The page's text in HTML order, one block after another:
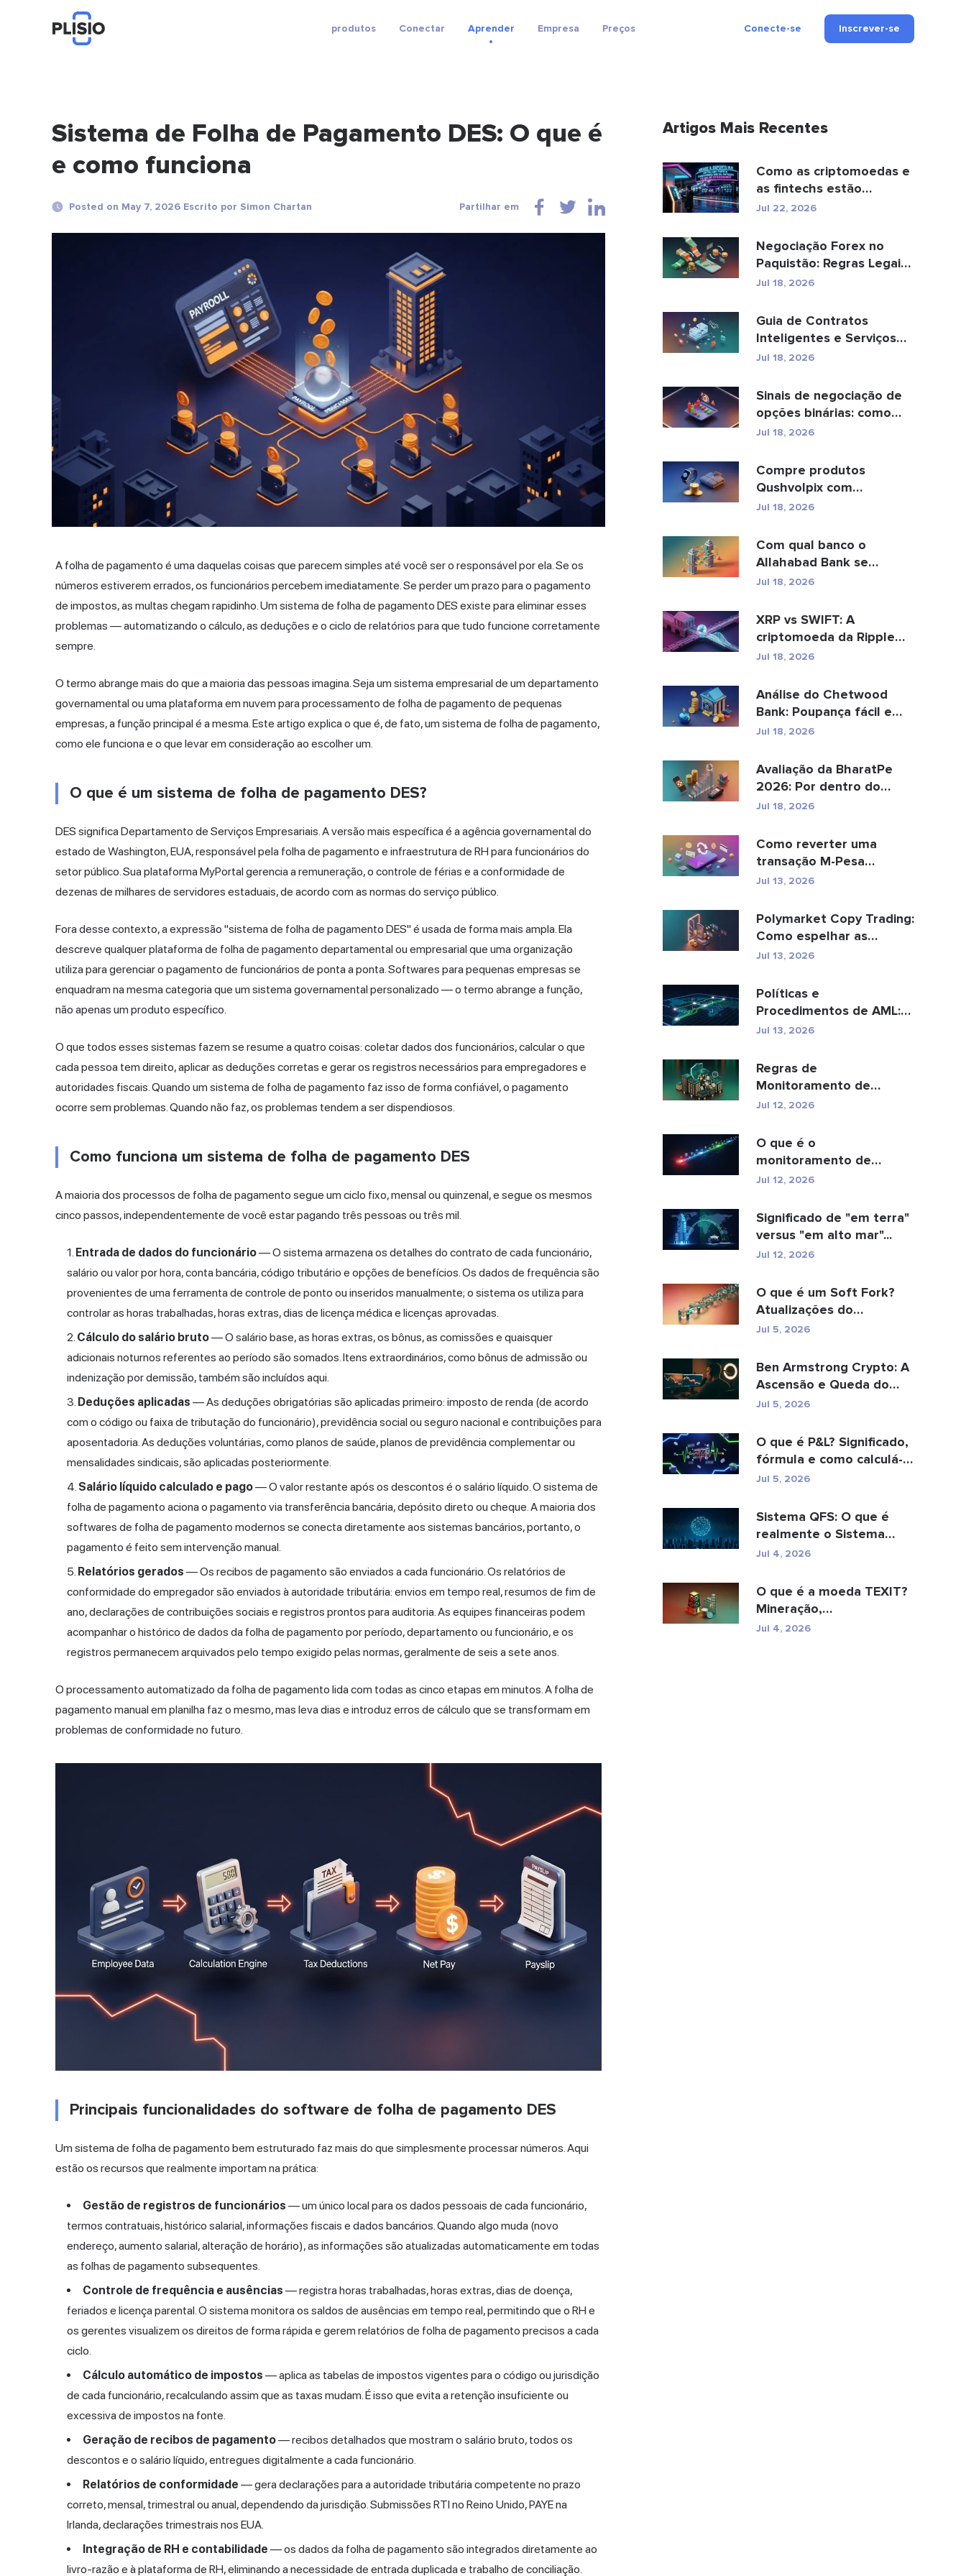
produtos Conectar Aprender Empresa Preços Conecte-se Inscrever-se
Sistema de Folha de Pagamento DES: O que é
e como funciona
Posted on May 7, 2026 Escrito por Simon Chartan Partilhar em
A folha de pagamento é uma daquelas coisas que parecem simples até você ser o responsável por ela. Se os
números estiverem errados, os funcionários percebem imediatamente. Se perder um prazo para o pagamento
de impostos, as multas chegam rapidinho. Um sistema de folha de pagamento DES existe para eliminar esses
problemas — automatizando o cálculo, as deduções e o ciclo de relatórios para que tudo funcione corretamente
sempre.
O termo abrange mais do que a maioria das pessoas imagina. Seja um sistema empresarial de um departamento
governamental ou uma plataforma em nuvem para processamento de folha de pagamento de pequenas
empresas, a função principal é a mesma. Este artigo explica o que é, de fato, um sistema de folha de pagamento,
como ele funciona e o que levar em consideração ao escolher um.
O que é um sistema de folha de pagamento DES?
DES significa Departamento de Serviços Empresariais. A versão mais específica é a agência governamental do
estado de Washington, EUA, responsável pela folha de pagamento e infraestrutura de RH para funcionários do
setor público. Sua plataforma MyPortal gerencia a remuneração, o controle de férias e a conformidade de
dezenas de milhares de servidores estaduais, de acordo com as normas do serviço público.
Fora desse contexto, a expressão "sistema de folha de pagamento DES" é usada de forma mais ampla. Ela
descreve qualquer plataforma de folha de pagamento departamental ou empresarial que uma organização
utiliza para gerenciar o pagamento de funcionários de ponta a ponta. Softwares para pequenas empresas se
enquadram na mesma categoria que um sistema governamental personalizado — o termo abrange a função,
não apenas um produto específico.
O que todos esses sistemas fazem se resume a quatro coisas: coletar dados dos funcionários, calcular o que
cada pessoa tem direito, aplicar as deduções corretas e gerar os registros necessários para empregadores e
autoridades fiscais. Quando um sistema de folha de pagamento faz isso de forma confiável, o pagamento
ocorre sem problemas. Quando não faz, os problemas tendem a ser dispendiosos.
Como funciona um sistema de folha de pagamento DES
A maioria dos processos de folha de pagamento segue um ciclo fixo, mensal ou quinzenal, e segue os mesmos
cinco passos, independentemente de você estar pagando três pessoas ou três mil.
Entrada de dados do funcionário— O sistema armazena os detalhes do contrato de cada funcionário,
salário ou valor por hora, conta bancária, código tributário e opções de benefícios. Os dados de frequência são
provenientes de uma ferramenta de controle de ponto ou inseridos manualmente; o sistema os utiliza para
controlar as horas trabalhadas, horas extras, dias de licença médica e licenças aprovadas.
Cálculo do salário bruto— O salário base, as horas extras, os bônus, as comissões e quaisquer
adicionais noturnos referentes ao período são somados. Itens extraordinários, como bônus de admissão ou
indenização por demissão, também são incluídos aqui.
Deduções aplicadas — As deduções obrigatórias são aplicadas primeiro: imposto de renda (de acordo
com o código ou faixa de tributação do funcionário), previdência social ou seguro nacional e contribuições para
aposentadoria. As deduções voluntárias, como planos de saúde, planos de previdência complementar ou
mensalidades sindicais, são aplicadas posteriormente.
Salário líquido calculado e pago— O valor restante após os descontos é o salário líquido. O sistema de
folha de pagamento aciona o pagamento via transferência bancária, depósito direto ou cheque. A maioria dos
softwares de folha de pagamento modernos se conecta diretamente aos sistemas bancários, portanto, o
pagamento é feito sem intervenção manual.
Relatórios gerados — Os recibos de pagamento são enviados a cada funcionário. Os relatórios de
conformidade do empregador são enviados à autoridade tributária: envios em tempo real, resumos de fim de
ano, declarações de contribuições sociais e registros prontos para auditoria. As equipes financeiras podem
acompanhar o histórico de dados da folha de pagamento por período, departamento ou funcionário, e os
registros permanecem arquivados pelo tempo exigido pelas normas, geralmente de seis a sete anos.
O processamento automatizado da folha de pagamento lida com todas as cinco etapas em minutos. A folha de
pagamento manual em planilha faz o mesmo, mas leva dias e introduz erros de cálculo que se transformam em
problemas de conformidade no futuro.
Principais funcionalidades do software de folha de pagamento DES
Um sistema de folha de pagamento bem estruturado faz mais do que simplesmente processar números. Aqui
estão os recursos que realmente importam na prática:
Gestão de registros de funcionários — um único local para os dados pessoais de cada funcionário,
termos contratuais, histórico salarial, informações fiscais e dados bancários. Quando algo muda (novo
endereço, aumento salarial, alteração de horário), as informações são atualizadas automaticamente em todas
as folhas de pagamento subsequentes.
Controle de frequência e ausências — registra horas trabalhadas, horas extras, dias de doença,
feriados e licença parental. O sistema monitora os saldos de ausências em tempo real, permitindo que o RH e
os gerentes visualizem os direitos de forma rápida e gerem relatórios de folha de pagamento precisos a cada
ciclo.
Cálculo automático de impostos — aplica as tabelas de impostos vigentes para o código ou jurisdição
de cada funcionário, recalculando assim que as taxas mudam. É isso que evita a retenção insuficiente ou
excessiva de impostos na fonte.
Geração de recibos de pagamento— recibos detalhados que mostram o salário bruto, todos os
descontos e o salário líquido, entregues digitalmente a cada funcionário.
Relatórios de conformidade — gera declarações para a autoridade tributária competente no prazo
correto, mensal, trimestral ou anual, dependendo da jurisdição. Submissões RTI no Reino Unido, PAYE na
Irlanda, declarações trimestrais nos EUA.
Integração de RH e contabilidade — os dados da folha de pagamento são integrados diretamente ao
livro-razão e à plataforma de RH, eliminando a necessidade de entrada duplicada e trabalho de conciliação.
Artigos Mais Recentes
Como as criptomoedas e
as fintechs estão
transformando os
Jul 22, 2026
Negociação Forex no
Paquistão: Regras Legais,
Corretoras, Aplic...
Jul 18, 2026
Guia de Contratos
Inteligentes e Serviços
de Desenvolvimento de
Jul 18, 2026
Sinais de negociação de
opções binárias: como
funcionam e os ...
Jul 18, 2026
Compre produtos
Qushvolpix com
criptomoedas: Bitcoin,
Jul 18, 2026
Com qual banco o
Allahabad Bank se
fundiu? Leia a matéria
Jul 18, 2026
XRP vs SWIFT: A
criptomoeda da Ripple
pode substituir os
Jul 18, 2026
Análise do Chetwood
Bank: Poupança fácil e
serviços bancários...
Jul 18, 2026
Avaliação da BharatPe
2026: Por dentro do
unicórnio fintech de ...
Jul 18, 2026
Como reverter uma
transação M-Pesa
enviada por engano
Jul 13, 2026
Polymarket Copy Trading:
Como espelhar as
principais carteiras com...
Jul 13, 2026
Políticas e
Procedimentos de AML:
Um Guia Completo de
Jul 13, 2026
Regras de
Monitoramento de
Transações AML: Como
Jul 12, 2026
O que é o
monitoramento de
transações AML e como
Jul 12, 2026
Significado de "em terra"
versus "em alto mar"...
Jul 12, 2026
O que é um Soft Fork?
Atualizações do
Blockchain explicadas
Jul 5, 2026
Ben Armstrong Crypto: A
Ascensão e Queda do
BitBoy
Jul 5, 2026
O que é P&L? Significado,
fórmula e como calculá-
lo.
Jul 5, 2026
Sistema QFS: O que é
realmente o Sistema
Financeiro Quântico (20...
Jul 4, 2026
O que é a moeda TEXIT?
Mineração,
especificações e riscos
Jul 4, 2026